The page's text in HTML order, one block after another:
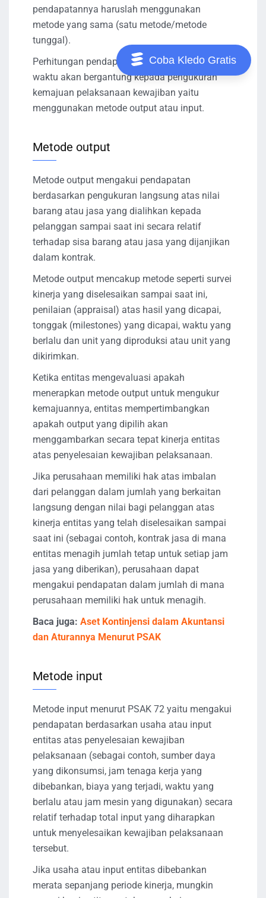
pendapatannya haruslah menggunakan
metode yang sama (satu metode/metode
tunggal).
Perhitungan pendapatan untuk sepanjang
waktu akan bergantung kepada pengukuran
kemajuan pelaksanaan kewajiban yaitu
menggunakan metode output atau input.
Metode output
Metode output mengakui pendapatan
berdasarkan pengukuran langsung atas nilai
barang atau jasa yang dialihkan kepada
pelanggan sampai saat ini secara relatif
terhadap sisa barang atau jasa yang dijanjikan
dalam kontrak.
Metode output mencakup metode seperti survei
kinerja yang diselesaikan sampai saat ini,
penilaian (appraisal) atas hasil yang dicapai,
tonggak (milestones) yang dicapai, waktu yang
berlalu dan unit yang diproduksi atau unit yang
dikirimkan.
Ketika entitas mengevaluasi apakah
menerapkan metode output untuk mengukur
kemajuannya, entitas mempertimbangkan
apakah output yang dipilih akan
menggambarkan secara tepat kinerja entitas
atas penyelesaian kewajiban pelaksanaan.
Jika perusahaan memiliki hak atas imbalan
dari pelanggan dalam jumlah yang berkaitan
langsung dengan nilai bagi pelanggan atas
kinerja entitas yang telah diselesaikan sampai
saat ini (sebagai contoh, kontrak jasa di mana
entitas menagih jumlah tetap untuk setiap jam
jasa yang diberikan), perusahaan dapat
mengakui pendapatan dalam jumlah di mana
perusahaan memiliki hak untuk menagih.
Baca juga: Aset Kontinjensi dalam Akuntansi
dan Aturannya Menurut PSAK
Metode input
Metode input menurut PSAK 72 yaitu mengakui
pendapatan berdasarkan usaha atau input
entitas atas penyelesaian kewajiban
pelaksanaan (sebagai contoh, sumber daya
yang dikonsumsi, jam tenaga kerja yang
dibebankan, biaya yang terjadi, waktu yang
berlalu atau jam mesin yang digunakan) secara
relatif terhadap total input yang diharapkan
untuk menyelesaikan kewajiban pelaksanaan
tersebut.
Jika usaha atau input entitas dibebankan
merata sepanjang periode kinerja, mungkin
Coba Kledo Gratis